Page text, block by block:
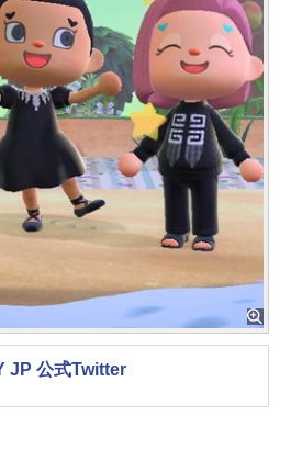
JP 公式Twitter